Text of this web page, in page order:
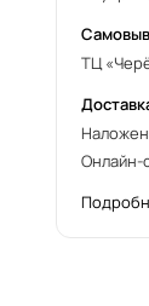
ТЦ
Онлайн-